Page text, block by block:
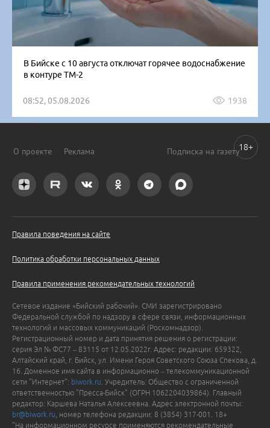
В Бийске с 10 августа отключат горячее водоснабжение
в контуре ТМ-2
08:52, 05.08.2026 1938
О проекте Реклама Подписка на газету
Правила поведения на сайте
Политика обработки персональных данных
Правила применения рекомендательных технологий
Сетевое издание «Бийский рабочий». СМИ зарегистрировано
Федеральной службой по надзору в сфере связи, информационных
технологий и массовых коммуникаций (Роскомнадзор).
Регистрационный номер и дата принятия решения о регистрации:
серия Эл № ФС77 – 83115 от 12.05.2022г. Адрес: редакции: 659322,
Алтайский край, г. Бийск, ул. Имени Героя Советского Союза Спекова, д.
16. Доменное имя сайта в информационно – телекоммуникационной
сети "Интернет": biwork.ru . Учредитель: Общество с ограниченной
ответственностью "Пресса-Бийск" (ОГРН 1062204039864). Главный
редактор: Каршева Наталья Алексеевна. Адрес электронной почты:
br@biwork.ru , номер телефона редакции: 8 (3854) 317-001. 18+
"На информационном ресурсе применяются рекомендательные
18+